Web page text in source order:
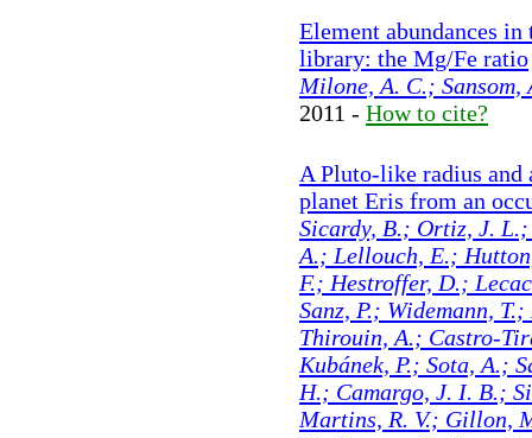
Element abundances
library: the Mg/Fe ratio
Milone, A. C.; Sansom,
2011 - How to cite?
A Pluto-like radius and
planet Eris from an
Sicardy, B.; Ortiz, J.
A.; Lellouch, E.;
F.; Hestroffer, D.;
Sanz, P.; Widemann,
Thirouin, A.; Castro-
Kubánek, P.; Sota, A.;
H.; Camargo, J. I. B.;
Martins, R. V.; Gillon,